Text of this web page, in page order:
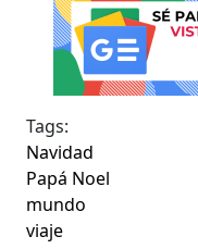
Tags:
Navidad
Papá Noel
mundo
viaje